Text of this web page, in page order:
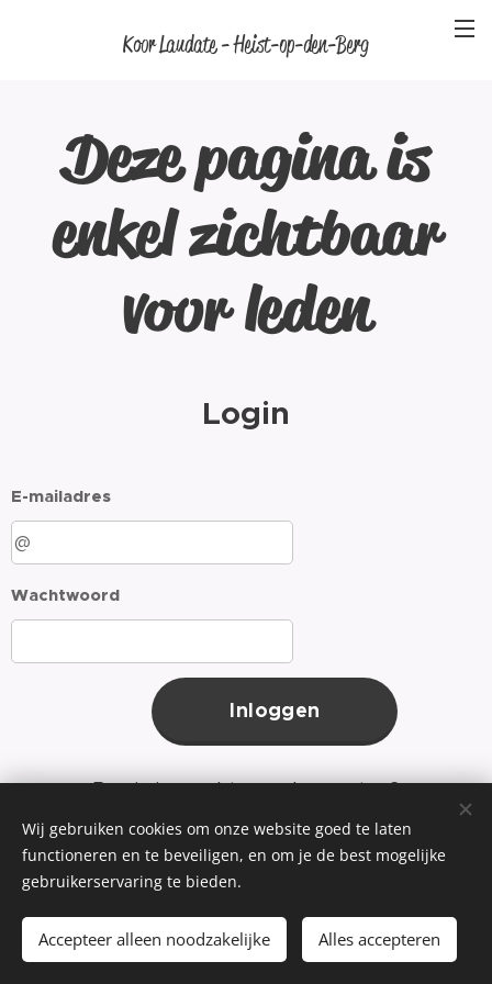
Koor Laudate - Heist-op-den-Berg
Deze pagina is
enkel zichtbaar
voor leden
Login
E-mailadres
Wachtwoord
Inloggen
Ben je je wachtwoord vergeten?
Cookies
Wij gebruiken cookies om onze website goed te laten
functioneren en te beveiligen, en om je de best mogelijke
gebruikerservaring te bieden.
Accepteer alleen noodzakelijke Alles accepteren